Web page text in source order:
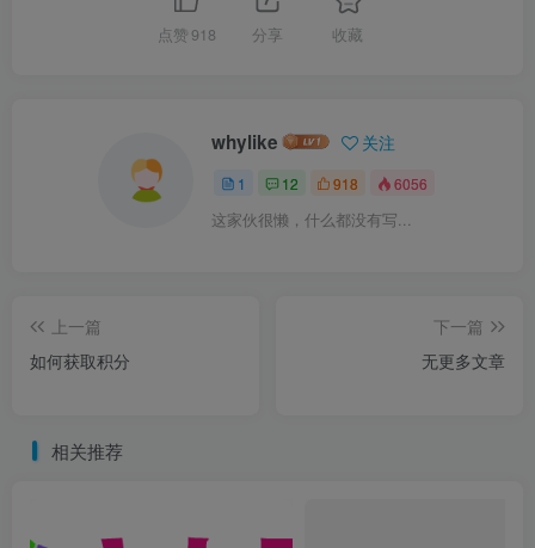
点赞 918 分享 收藏
whylike 关注
1 12 918 6056
这家伙很懒，什么都没有写...
上一篇
如何获取积分
下一篇
无更多文章
相关推荐